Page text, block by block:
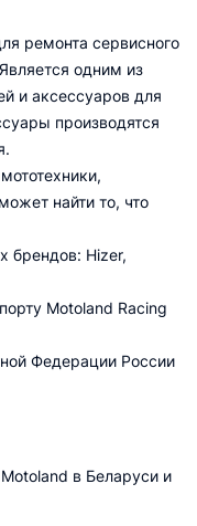
ремонта сервисного
одним из
и аксессуаров для
производятся
найти то, что
брендов: Hizer,
Motoland Racing
Федерации России
в Беларуси и